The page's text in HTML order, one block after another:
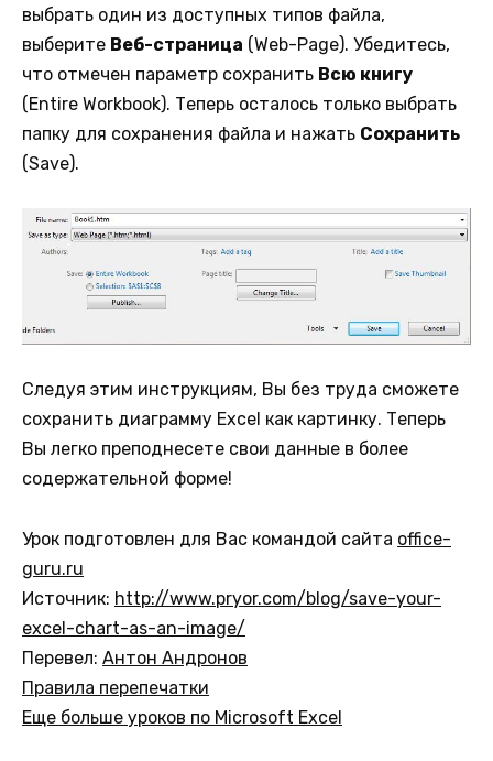
выбрать один из доступных типов файла,
выберите Веб-страница (Web-Page). Убедитесь,
что отмечен параметр сохранить Всю книгу
(Entire Workbook). Теперь осталось только выбрать
папку для сохранения файла и нажать Сохранить
(Save).
Следуя этим инструкциям, Вы без труда сможете
сохранить диаграмму Excel как картинку. Теперь
Вы легко преподнесете свои данные в более
содержательной форме!
Урок подготовлен для Вас командой сайта office-
guru.ru
Источник: http://www.pryor.com/blog/save-your-
excel-chart-as-an-image/
Перевел: Антон Андронов
Правила перепечатки
Еще больше уроков по Microsoft Excel